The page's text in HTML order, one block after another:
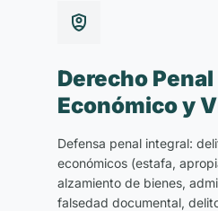

Derecho Penal
Económico y
Defensa penal integral:
económicos (estafa,
alzamiento de bienes,
falsedad documental,